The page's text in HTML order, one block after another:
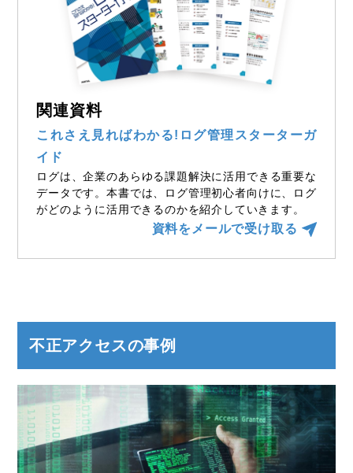
関連資料
これさえ見ればわかる!ログ管理スターターガ
イド
ログは、企業のあらゆる課題解決に活用できる重要な
データです。本書では、ログ管理初心者向けに、ログ
がどのように活用できるのかを紹介していきます。
資料をメールで受け取る
不正アクセスの事例